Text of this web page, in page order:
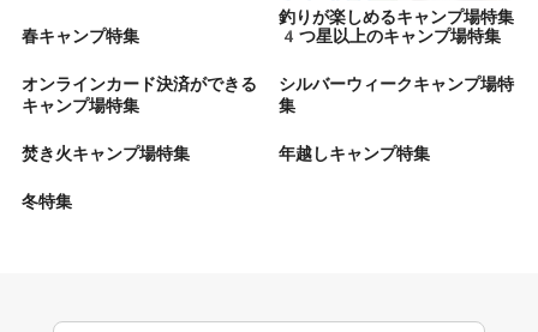
釣りが楽しめるキャンプ場特集
春キャンプ特集
4つ星以上のキャンプ場特集
オンラインカード決済ができる
キャンプ場特集
シルバーウィークキャンプ場特
集
焚き火キャンプ場特集 年越しキャンプ特集
冬特集